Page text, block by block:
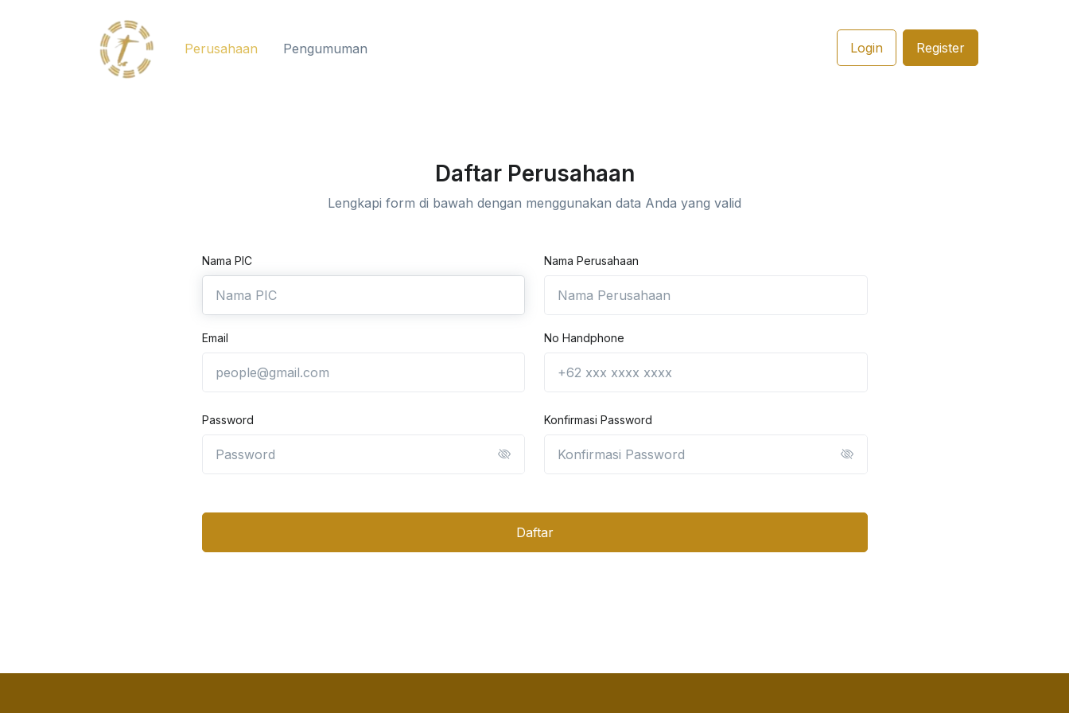
Perusahaan Pengumuman Login Register
Daftar Perusahaan
Lengkapi form di bawah dengan menggunakan data Anda yang valid
Nama PIC Nama Perusahaan
Email No Handphone
Password Konfirmasi Password
Daftar